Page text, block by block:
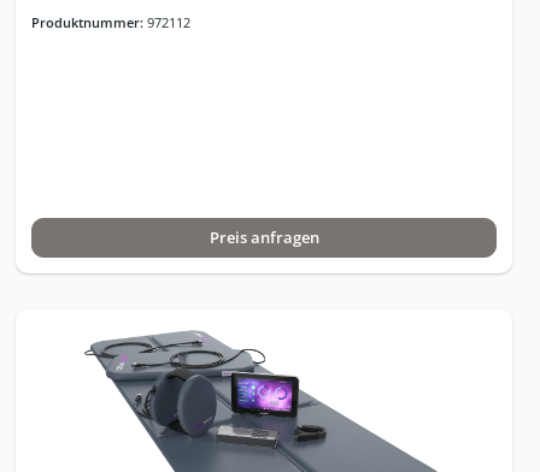
Karbonfaser-Geflecht, sorgt für die zusätzliche Generierung von
umfasst :iMRS prime Steuer-PaneliMRS prime
ConnectorboxExagon FIR-ApplikatorExagon Lokal-
ApplikatorExagon Spot-Applikator20-PIN prime
ProgrammeProgrammier-ModusiGUIDESplit-ModusHybrid-
Produktnummer: 972112
Preis anfragen